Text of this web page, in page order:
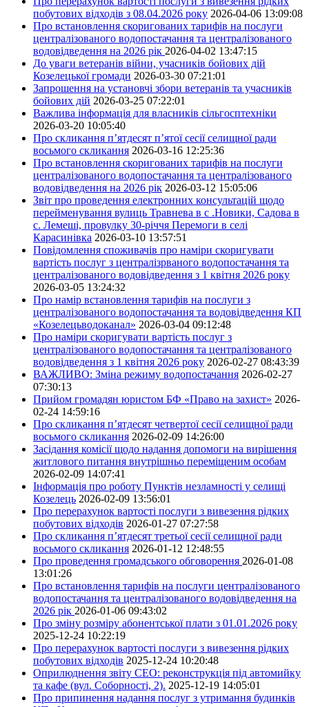
побутових відходів з 08.04.2026 року 2026-04-06 13:09:08
Про встановлення скоригованих тарифів на послуги
централізованого водопостачання та централізованого
водовідведення на 2026 рік 2026-04-02 13:47:15
До уваги ветеранів війни, учасників бойових дій
Козелецької громади 2026-03-30 07:21:01
Запрошення на установчі збори ветеранів та учасників
бойових дій 2026-03-25 07:22:01
Важлива інформація для власників сільгосптехніки
2026-03-20 10:05:40
Про скликання п’ятдесят п’ятої сесії селищної ради
восьмого скликання 2026-03-16 12:25:36
Про встановлення скоригованих тарифів на послуги
централізованого водопостачання та централізованого
водовідведення на 2026 рік 2026-03-12 15:05:06
Звіт про проведення електронних консультацій щодо
перейменування вулиць Травнева в с .Новики, Садова в
с. Лемеші, провулку 30-річчя Перемоги в селі
Карасинівка 2026-03-10 13:57:51
Повідомлення споживачів про наміри скоригувати
вартість послуг з централізрваного водопостачання та
централізованого водовідведення з 1 квітня 2026 року
2026-03-05 13:24:32
Про намір встановлення тарифів на послуги з
централізованого водопостачання та водовідведення КП
«Козелецьводоканал» 2026-03-04 09:12:48
Про наміри скоригувати вартість послуг з
централізованого водопостачання та централізованого
водовідведення з 1 квітня 2026 року 2026-02-27 08:43:39
ВАЖЛИВО: Зміна режиму водопостачання 2026-02-27
07:30:13
Прийом громадян юристом БФ «Право на захист» 2026-
02-24 14:59:16
Про скликання п’ятдесят четвертої сесії селищної ради
восьмого скликання 2026-02-09 14:26:00
Засідання комісії щодо надання допомоги на вирішення
житлового питання внутрішньо переміщеним особам
2026-02-09 14:07:41
Інформація про роботу Пунктів незламності у селищі
Козелець 2026-02-09 13:56:01
Про перерахунок вартості послуги з вивезення рідких
побутових відходів 2026-01-27 07:27:58
Про скликання п’ятдесят третьої сесії селищної ради
восьмого скликання 2026-01-12 12:48:55
Про проведення громадського обговорення 2026-01-08
13:01:26
Про встановлення тарифів на послуги централізованого
водопостачання та централізованого водовідведення на
2026 рік 2026-01-06 09:43:02
Про зміну розміру абонентської плати з 01.01.2026 року
2025-12-24 10:22:19
Про перерахунок вартості послуги з вивезення рідких
побутових відходів 2025-12-24 10:20:48
Оприлюднення звіту СЕО: реконструкція під автомийку
та кафе (вул. Соборності, 2). 2025-12-19 14:05:01
Про припинення надання послуг з утримання будинків